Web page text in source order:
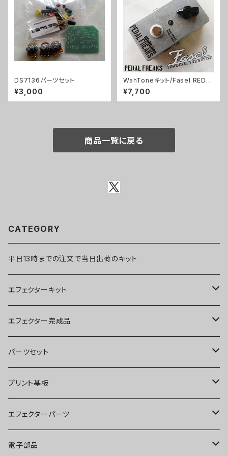
DS7136パーツセット
¥3,000
WahToneキット/Fasel REDイ
ンダクター仕様【PEDAL FREA
KS 】
¥7,700
商品一覧に戻る
CATEGORY
平日13時までの注文で当日出荷のキット
エフェクターキット
ブースター
オーバードライブ
ディストーション
ファズ
プリアンプ
エフェクター完成品
ブースター
オーバードライブ
ディストーション
ファズ
パーツセット
ブースター
オーバードライブ
ディストーション
プリント基板
オーバードライブ
ディストーション
エフェクターパーツ
スイッチ
電子部品